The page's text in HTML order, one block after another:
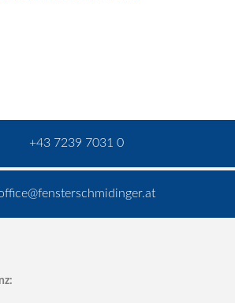
+43 7239 7031 0